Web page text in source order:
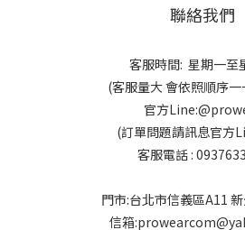
聯絡我們
客服時間: 星期一至
(客服量大 會依照順序
官方
(訂單問題請訊息官方
客服電話 :
門市:台北市信義區A11
信箱